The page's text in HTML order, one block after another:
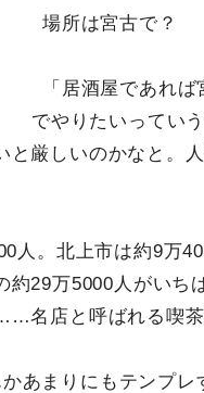
場所は宮古で？
「居酒屋であれ
でやりたいってい
と厳しいのかなと。
人。北上市は約9万
約29万5000人がいち
名店と呼ばれる喫茶
かあまりにもテンプ